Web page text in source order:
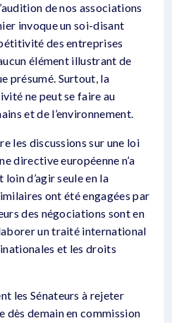
de nos associations
invoque un soi-disant
des entreprises
élément illustrant de
présumé. Surtout, la
ne peut se faire au
et de l’environnement.
les discussions sur une loi
directive européenne n’a
loin d’agir seule en la
ont été engagées par
des négociations sont en
un traité international
et les droits
les Sénateurs à rejeter
demain en commission